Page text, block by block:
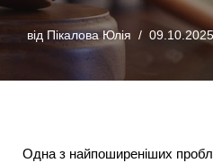
від Пікалова Юлія 09.10.2025
Одна з найпоширеніших